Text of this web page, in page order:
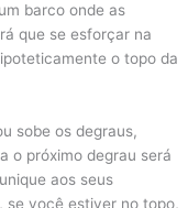
barco onde as
que se esforçar na
o topo da
sobe os degraus,
o próximo degrau será
aos seus
se você estiver no topo,